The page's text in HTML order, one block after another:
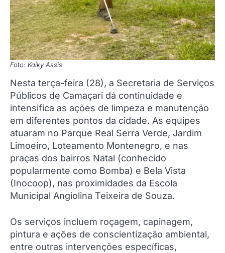
Foto: Kaiky Assis
Nesta terça-feira (28), a Secretaria de Serviços
Públicos de Camaçari dá continuidade e
intensifica as ações de limpeza e manutenção
em diferentes pontos da cidade. As equipes
atuaram no Parque Real Serra Verde, Jardim
Limoeiro, Loteamento Montenegro, e nas
praças dos bairros Natal (conhecido
popularmente como Bomba) e Bela Vista
(Inocoop), nas proximidades da Escola
Municipal Angiolina Teixeira de Souza.
Os serviços incluem roçagem, capinagem,
pintura e ações de conscientização ambiental,
entre outras intervenções específicas,